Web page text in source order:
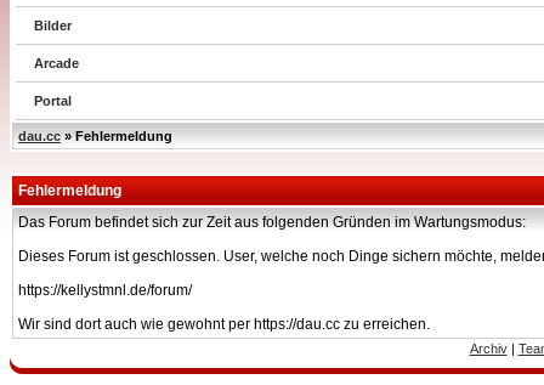
Bilder
Arcade
Portal
dau.cc » Fehlermeldung
Fehlermeldung
Das Forum befindet sich zur Zeit aus folgenden Gründen im Wartungsmodus:
Dieses Forum ist geschlossen. User, welche noch Dinge sichern möchte,
https://kellystmnl.de/forum/
Wir sind dort auch wie gewohnt per https://dau.cc zu erreichen.
Archiv|